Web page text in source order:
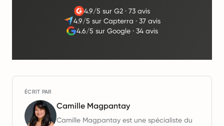
4.9/5 sur G2 ·73 avis
4.9/5 sur Capterra ·37 avis
4.6/5 sur Google· 34 avis
ÉCRIT PAR
Camille Magpantay
Camille Magpantay est une spécialiste du